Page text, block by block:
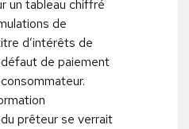
un tableau chiffré
de
d’intérêts de
de paiement
prêteur se verrait